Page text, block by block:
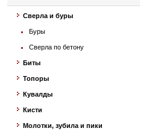
Сверла и буры
Буры
Сверла по бетону
Биты
Топоры
Кувалды
Кисти
Молотки, зубила и пики